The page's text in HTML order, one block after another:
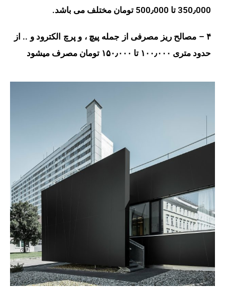
350٫000 تا 500٫000 تومان مختلف می باشد.
۴ – مصالح ریز مصرفی از جمله پیچ ، و پرچ الکترود و .. از
حدود متری ۱۰۰٫۰۰۰ تا ۱۵۰٫۰۰۰ تومان مصرف میشود